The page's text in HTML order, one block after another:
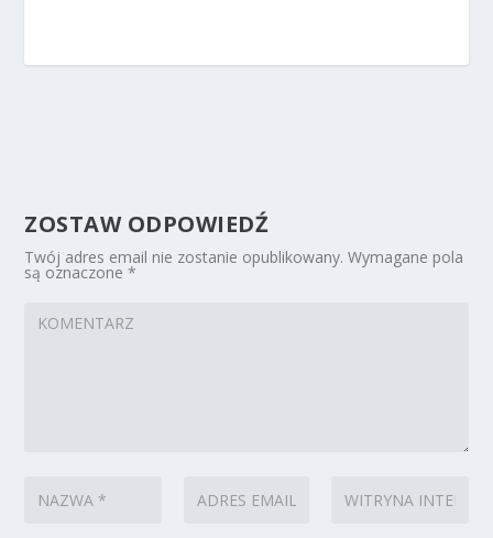
ZOSTAW ODPOWIEDŹ
Twój adres email nie zostanie opublikowany. Wymagane pola
są oznaczone*